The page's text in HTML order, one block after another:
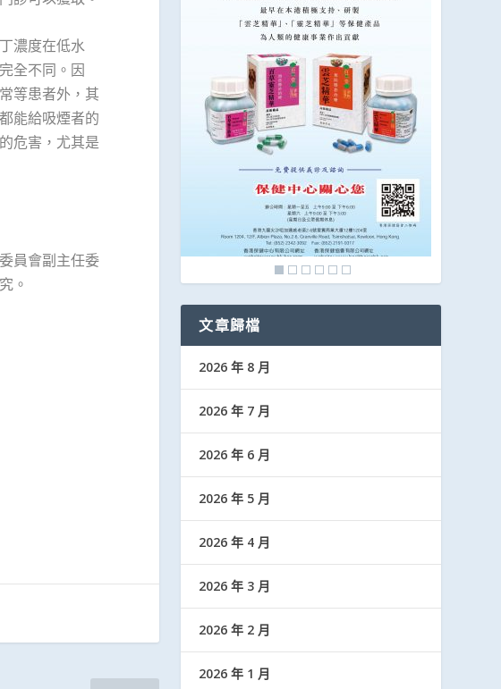
濃度在低水
全不同。因
等患者外，其
能給吸煙者的
危害，尤其是
員會副主任委
。
文章歸檔
2026 年 8 月
2026 年 7 月
2026 年 6 月
2026 年 5 月
2026 年 4 月
2026 年 3 月
2026 年 2 月
2026 年 1 月